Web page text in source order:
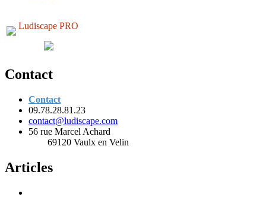
Ludiscape PRO
Contact
Contact
09.78.28.81.23
contact@ludiscape.com
56 rue Marcel Achard
69120 Vaulx en Velin
Articles